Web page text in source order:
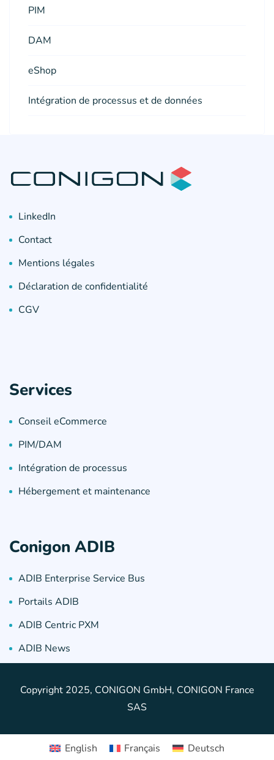
PIM
DAM
eShop
Intégration de processus et de données
LinkedIn
Contact
Mentions légales
Déclaration de confidentialité
CGV
Services
Conseil eCommerce
PIM/DAM
Intégration de processus
Hébergement et maintenance
Conigon ADIB
ADIB Enterprise Service Bus
Portails ADIB
ADIB Centric PXM
ADIB News
Copyright 2025, CONIGON GmbH, CONIGON France
SAS
English Français Deutsch